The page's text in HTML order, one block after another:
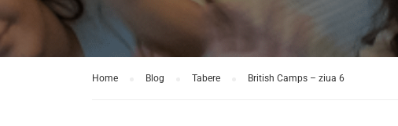
Home Blog Tabere British Camps – ziua 6